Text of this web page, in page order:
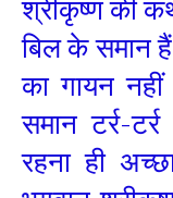
श्रीकृष्ण की
बिल के समान
का गायन
समान टर्र-
रहना ही